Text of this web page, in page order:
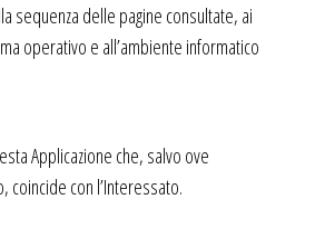
sequenza delle pagine consultate, ai
operativo e all’ambiente informatico
Applicazione che, salvo ove
coincide con l’Interessato.